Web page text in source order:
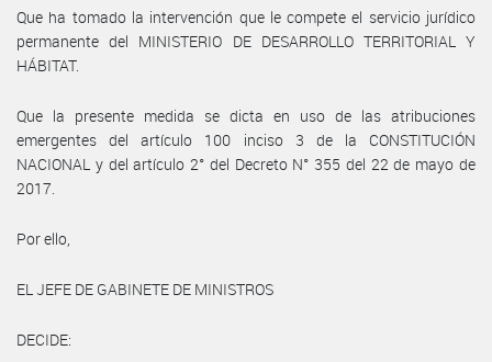
Que ha tomado la intervención que le compete el servicio jurídico
permanente del MINISTERIO DE DESARROLLO TERRITORIAL Y
HÁBITAT.
Que la presente medida se dicta en uso de las atribuciones
emergentes del artículo 100 inciso 3 de la CONSTITUCIÓN
NACIONAL y del artículo 2° del Decreto N° 355 del 22 de mayo de
2017.
Por ello,
EL JEFE DE GABINETE DE MINISTROS
DECIDE: